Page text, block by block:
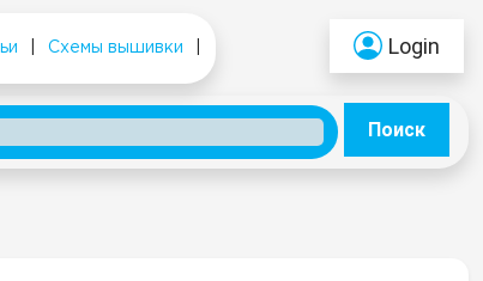
Схемы вышивки Login
Поиск